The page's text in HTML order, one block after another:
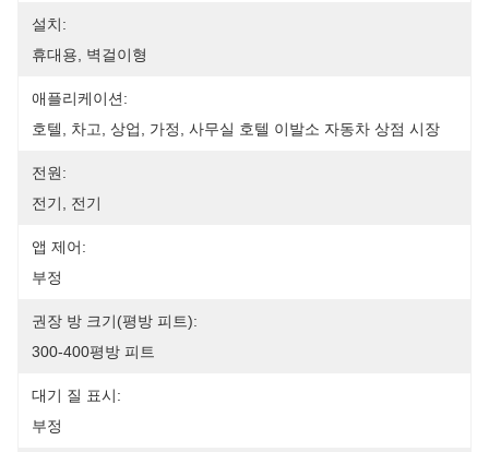
설치:
휴대용, 벽걸이형
애플리케이션:
호텔, 차고, 상업, 가정, 사무실 호텔 이발소 자동차 상점 시장
전원:
전기, 전기
앱 제어:
부정
권장 방 크기(평방 피트):
300-400평방 피트
대기 질 표시:
부정